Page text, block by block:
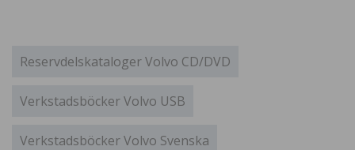
Reservdelskataloger Volvo CD/DVD
Verkstadsböcker Volvo USB
Verkstadsböcker Volvo Svenska